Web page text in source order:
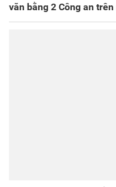
văn bằng 2 Công an